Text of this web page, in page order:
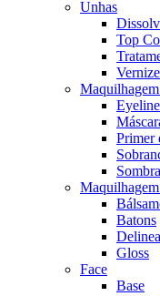
Unhas
Top
Primer
Batons
Gloss
Face
Base